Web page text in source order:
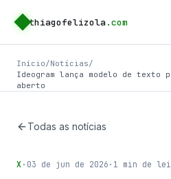
thiagofelizola .com
Início/Notícias/
Ideogram lança modelo de texto
aberto
Todas as notícias
X · 03 de jun de 2026 · 1 min de